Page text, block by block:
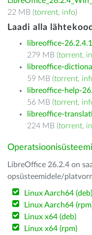
22 MB (torrent, info)
Laadi alla lähtekood
libreoffice-
279 MB (torrent,
libreoffice-
59 MB (torrent,
libreoffice-help-
56 MB (torrent,
libreoffice-
224 MB (torrent,
LibreOffice 26.2.4 on
opsüsteemidele/
Linux Aarch64 (deb)
Linux Aarch64
Linux x64 (deb)
Linux x64 (rpm)